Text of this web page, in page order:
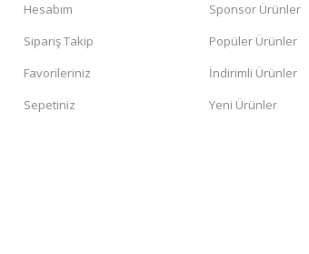
Hesabım
Sipariş Takip
Favorileriniz
Sepetiniz
Sponsor Ürünler
Popüler Ürünler
İndirimli Ürünler
Yeni Ürünler